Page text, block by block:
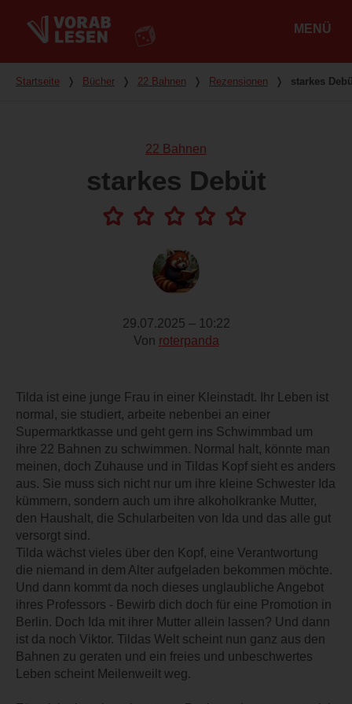
MENÜ
Du bist hier
Startseite ❭ Bücher ❭ 22 Bahnen ❭ Rezensionen ❭ starkes
22 Bahnen
starkes Debüt
29.07.2025 – 10:22
Von roterpanda
Tilda ist eine junge Frau in einer Kleinstadt. Ihr Leben ist
normal, sie studiert, arbeite nebenbei an einer
Supermarktkasse und geht gern ins Schwimmbad um
ihre 22 Bahnen zu schwimmen. Normal halt, könnte man
meinen, doch Zuhause und in Tildas Kopf sieht es anders
aus. Sie muss sich nicht nur um ihre kleine Schwester Ida
kümmern, sondern auch um ihre alkoholkranke Mutter,
den Haushalt, die Schularbeiten von Ida und das alle gut
versorgt sind.
Tilda wächst vieles über den Kopf, eine Verantwortung
die niemand in dem Alter aufgeladen bekommen möchte.
Und dann kommt da noch dieses unglaubliche Angebot
ihres Professors - Bewirb dich doch für eine Promotion in
Berlin. Doch Ida mit ihrer Mutter allein lassen? Und dann
ist da noch Viktor. Tildas Welt scheint nun ganz aus den
Bahnen zu geraten und ein freies und unbeschwertes
Leben scheint Meilenweilt weg.